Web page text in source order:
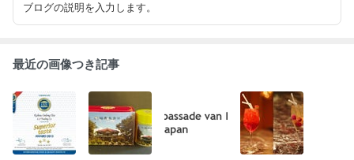
ブログの説明を入力します。
最近の画像つき記事